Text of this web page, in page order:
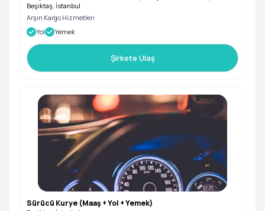
Beşiktaş, İstanbul
Arşın Kargo Hizmetleri
Yol
Yemek
Şirkete Ulaş
Sürücü Kurye (Maaş + Yol + Yemek)